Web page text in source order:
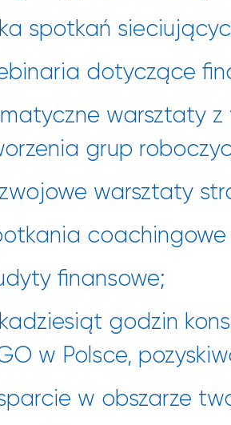
spotkań
dotyczące
warsztaty z
grup
warsztaty
finansowe;
godzin
w Polsce,
w obszarze